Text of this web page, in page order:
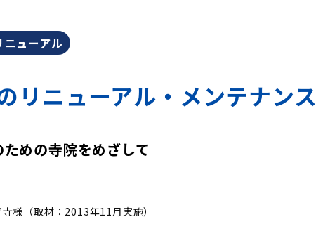
ニューアル
リニューアル・メンテナンス
めの寺院をめざして
様（取材：2013年11月実施）